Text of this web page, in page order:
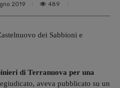
2019 489
dei Sabbioni e
di Terranuova per una
aveva pubblicato su un